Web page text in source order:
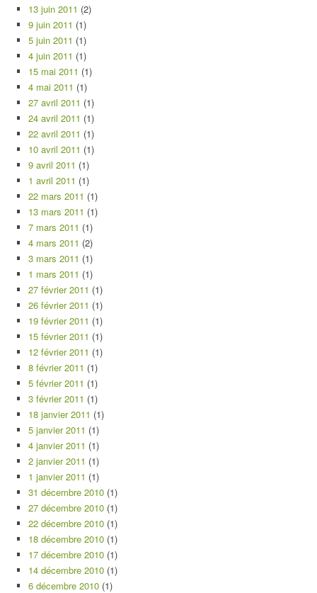
13 juin 2011 (2)
9 juin 2011 (1)
5 juin 2011 (1)
4 juin 2011 (1)
15 mai 2011 (1)
4 mai 2011 (1)
27 avril 2011 (1)
24 avril 2011 (1)
22 avril 2011 (1)
10 avril 2011 (1)
9 avril 2011 (1)
1 avril 2011 (1)
22 mars 2011 (1)
13 mars 2011 (1)
7 mars 2011 (1)
4 mars 2011 (2)
3 mars 2011 (1)
1 mars 2011 (1)
27 février 2011 (1)
26 février 2011 (1)
19 février 2011 (1)
15 février 2011 (1)
12 février 2011 (1)
8 février 2011 (1)
5 février 2011 (1)
3 février 2011 (1)
18 janvier 2011 (1)
5 janvier 2011 (1)
4 janvier 2011 (1)
2 janvier 2011 (1)
1 janvier 2011 (1)
31 décembre 2010 (1)
27 décembre 2010 (1)
22 décembre 2010 (1)
18 décembre 2010 (1)
17 décembre 2010 (1)
14 décembre 2010 (1)
6 décembre 2010 (1)